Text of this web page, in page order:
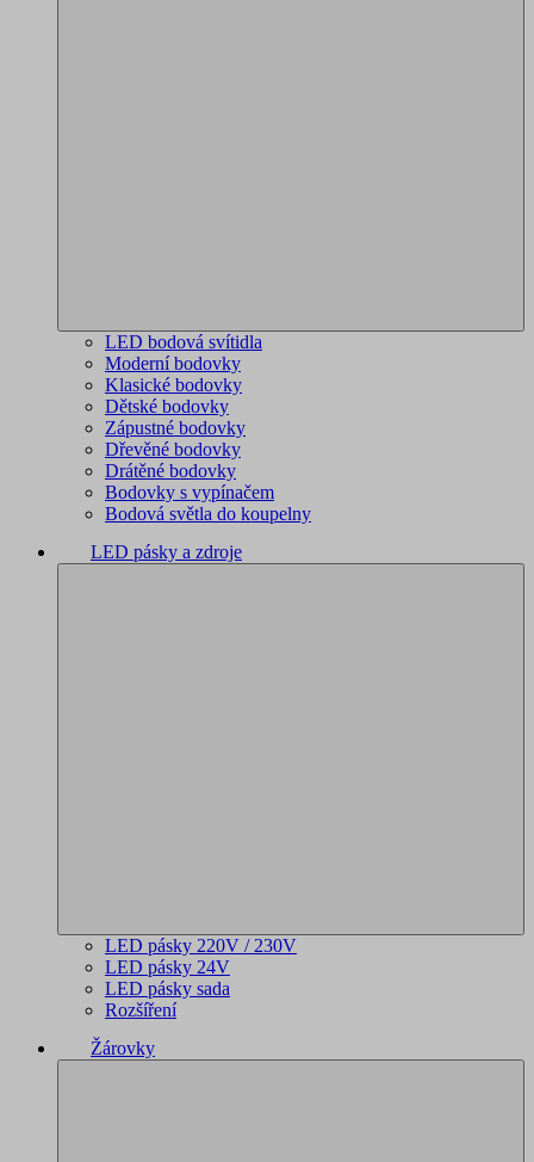
LED bodová svítidla
Moderní bodovky
Klasické bodovky
Dětské bodovky
Zápustné bodovky
Dřevěné bodovky
Drátěné bodovky
Bodovky s vypínačem
Bodová světla do koupelny
LED pásky a zdroje
LED pásky 220V / 230V
LED pásky 24V
LED pásky sada
Rozšíření
Žárovky